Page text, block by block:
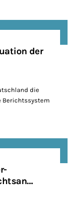
der
die
Berichtssystem